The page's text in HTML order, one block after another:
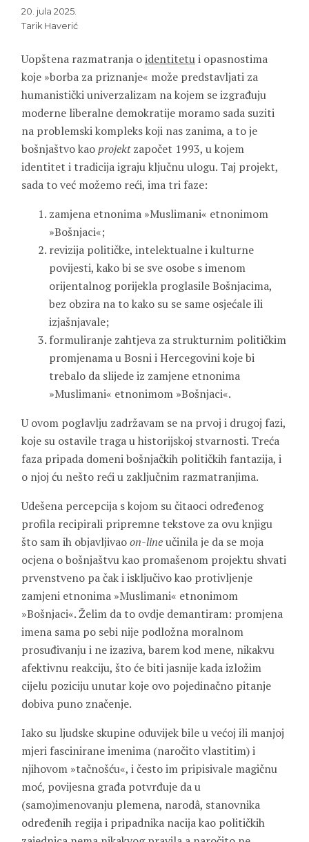
20. jula 2025.
Tarik Haverić
Uopštena razmatranja oidentitetui opasnostima
koje »borba za priznanje« može predstavljati za
humanistički univerzalizam na kojem se izgrađuju
moderne liberalne demokratije moramo sada suziti
na problemski kompleks koji nas zanima, a to je
bošnjaštvo kaoprojektzapočet 1993, u kojem
identitet i tradicija igraju ključnu ulogu. Taj projekt,
sada to već možemo reći, ima tri faze:
zamjena etnonima »Muslimani« etnonimom
»Bošnjaci«;
revizija političke, intelektualne i kulturne
povijesti, kako bi se sve osobe s imenom
orijentalnog porijekla proglasile Bošnjacima,
bez obzira na to kako su se same osjećale ili
izjašnjavale;
formuliranje zahtjeva za strukturnim političkim
promjenama u Bosni i Hercegovini koje bi
trebalo da slijede iz zamjene etnonima
»Muslimani« etnonimom »Bošnjaci«.
U ovom poglavlju zadržavam se na prvoj i drugoj fazi,
koje su ostavile traga u historijskoj stvarnosti. Treća
faza pripada domeni bošnjačkih političkih fantazija, i
o njoj ću nešto reći u zaključnim razmatranjima.
Udešena percepcija s kojom su čitaoci određenog
profila recipirali pripremne tekstove za ovu knjigu
što sam ih objavljivaoon-lineučinila je da se moja
ocjena o bošnjaštvu kao promašenom projektu shvati
prvenstveno pa čak i isključivo kao protivljenje
zamjeni etnonima »Muslimani« etnonimom
»Bošnjaci«. Želim da to ovdje demantiram: promjena
imena sama po sebi nije podložna moralnom
prosuđivanju i ne izaziva, barem kod mene, nikakvu
afektivnu reakciju, što će biti jasnije kada izložim
cijelu poziciju unutar koje ovo pojedinačno pitanje
dobiva puno značenje.
Iako su ljudske skupine oduvijek bile u većoj ili manjoj
mjeri fascinirane imenima (naročito vlastitim) i
njihovom »tačnošću«, i često im pripisivale magičnu
moć, povijesna građa potvrđuje da u
(samo)imenovanju plemena, narodâ, stanovnika
određenih regija i pripadnika nacija kao političkih